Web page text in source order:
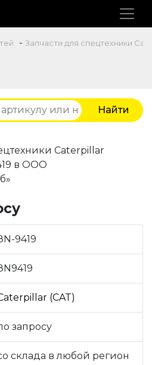
- Запчасти для спецтехники
9419
(CAT)
запросу
склада в любой регион